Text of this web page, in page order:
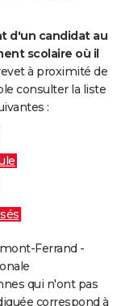
d'un candidat au
scolaire où il
à proximité de
consulter la liste
:
Ferrand -
qui n'ont pas
correspond à